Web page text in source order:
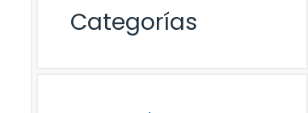
Categorías